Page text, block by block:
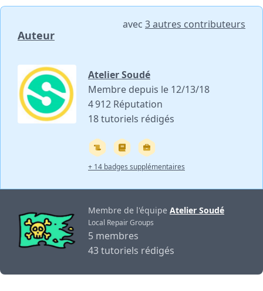
Auteur
avec 3 autres contributeurs
Atelier Soudé
Membre depuis le 12/13/18
4 912 Réputation
18 tutoriels rédigés
+ 14 badges supplémentaires
Membre de l'équipe Atelier Soudé
Local Repair Groups
5 membres
43 tutoriels rédigés